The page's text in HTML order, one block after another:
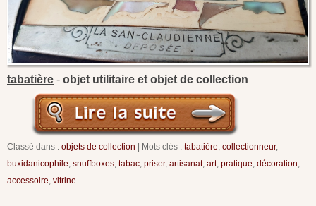
tabatière - objet utilitaire et objet de collection
Classé dans : objets de collection Mots clés : tabatière collectionneur,
buxidanicophile snuffboxes tabac priser, artisanat, art, pratique décoration
accessoire vitrine